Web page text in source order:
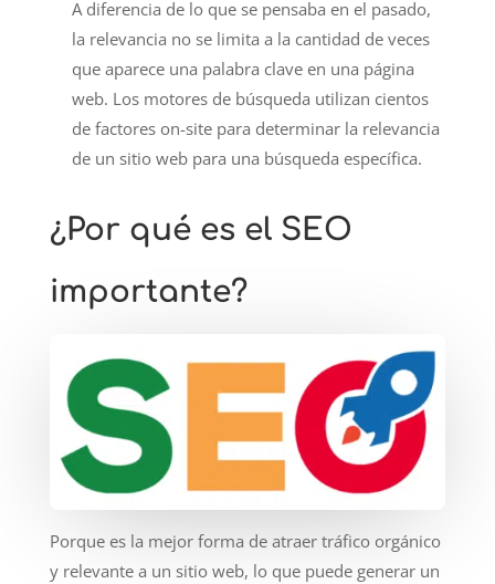
A diferencia de lo que se pensaba en el pasado,
la relevancia no se limita a la cantidad de veces
que aparece una palabra clave en una página
web. Los motores de búsqueda utilizan cientos
de factores on-site para determinar la relevancia
de un sitio web para una búsqueda específica.
¿Por qué es el SEO
importante?
Porque es la mejor forma de atraer tráfico orgánico
y relevante a un sitio web, lo que puede generar un